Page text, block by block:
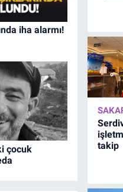
iha alarmı!
çocuk
takip